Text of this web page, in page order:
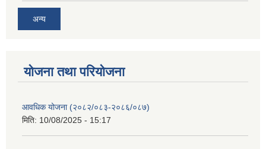
अन्य
योजना तथा परियोजना
आवधिक योजना (२०८२/०८३-२०८६/०८७)
मिति: 10/08/2025 - 15:17